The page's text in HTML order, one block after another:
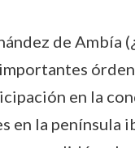
de Ambía
en la
en la península